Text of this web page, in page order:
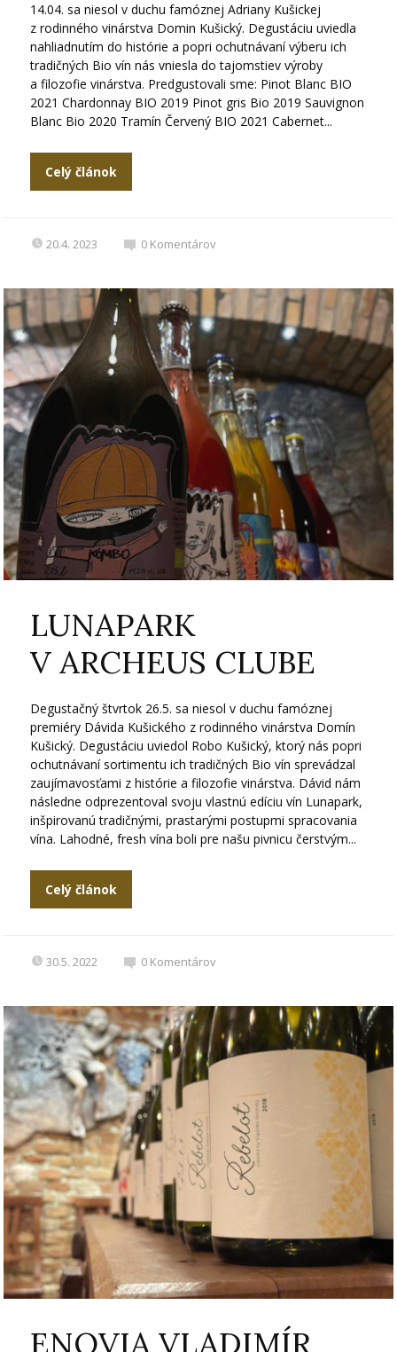
14.04. sa niesol v duchu famóznej Adriany Kušickej
z rodinného vinárstva Domin Kušický. Degustáciu uviedla
nahliadnutím do histórie a popri ochutnávaní výberu ich
tradičných Bio vín nás vniesla do tajomstiev výroby
a filozofie vinárstva. Predgustovali sme: Pinot Blanc BIO
2021 Chardonnay BIO 2019 Pinot gris Bio 2019 Sauvignon
Blanc Bio 2020 Tramín Červený BIO 2021 Cabernet...
Celý článok
20.4. 2023 0 Komentárov
LUNAPARK
V ARCHEUS CLUBE
Degustačný štvrtok 26.5. sa niesol v duchu famóznej
premiéry Dávida Kušického z rodinného vinárstva Domín
Kušický. Degustáciu uviedol Robo Kušický, ktorý nás popri
ochutnávaní sortimentu ich tradičných Bio vín sprevádzal
zaujímavosťami z histórie a filozofie vinárstva. Dávid nám
následne odprezentoval svoju vlastnú edíciu vín Lunapark,
inšpirovanú tradičnými, prastarými postupmi spracovania
vína. Lahodné, fresh vína boli pre našu pivnicu čerstvým...
Celý článok
30.5. 2022 0 Komentárov
ENOVIA VLADIMÍR